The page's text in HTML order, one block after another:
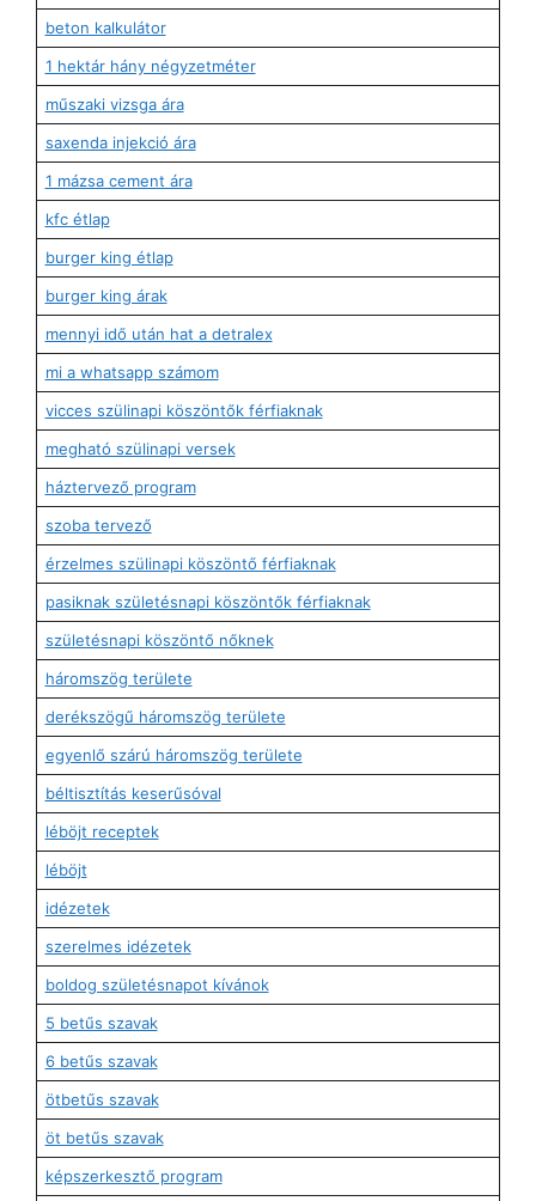
beton kalkulátor
1 hektár hány négyzetméter
műszaki vizsga ára
saxenda injekció ára
1 mázsa cement ára
kfc étlap
burger king étlap
burger king árak
mennyi idő után hat a detralex
mi a whatsapp számom
vicces szülinapi köszöntők férfiaknak
megható szülinapi versek
háztervező program
szoba tervező
érzelmes szülinapi köszöntő férfiaknak
pasiknak születésnapi köszöntők férfiaknak
születésnapi köszöntő nőknek
háromszög területe
derékszögű háromszög területe
egyenlő szárú háromszög területe
béltisztítás keserűsóval
léböjt receptek
léböjt
idézetek
szerelmes idézetek
boldog születésnapot kívánok
5 betűs szavak
6 betűs szavak
ötbetűs szavak
öt betűs szavak
képszerkesztő program